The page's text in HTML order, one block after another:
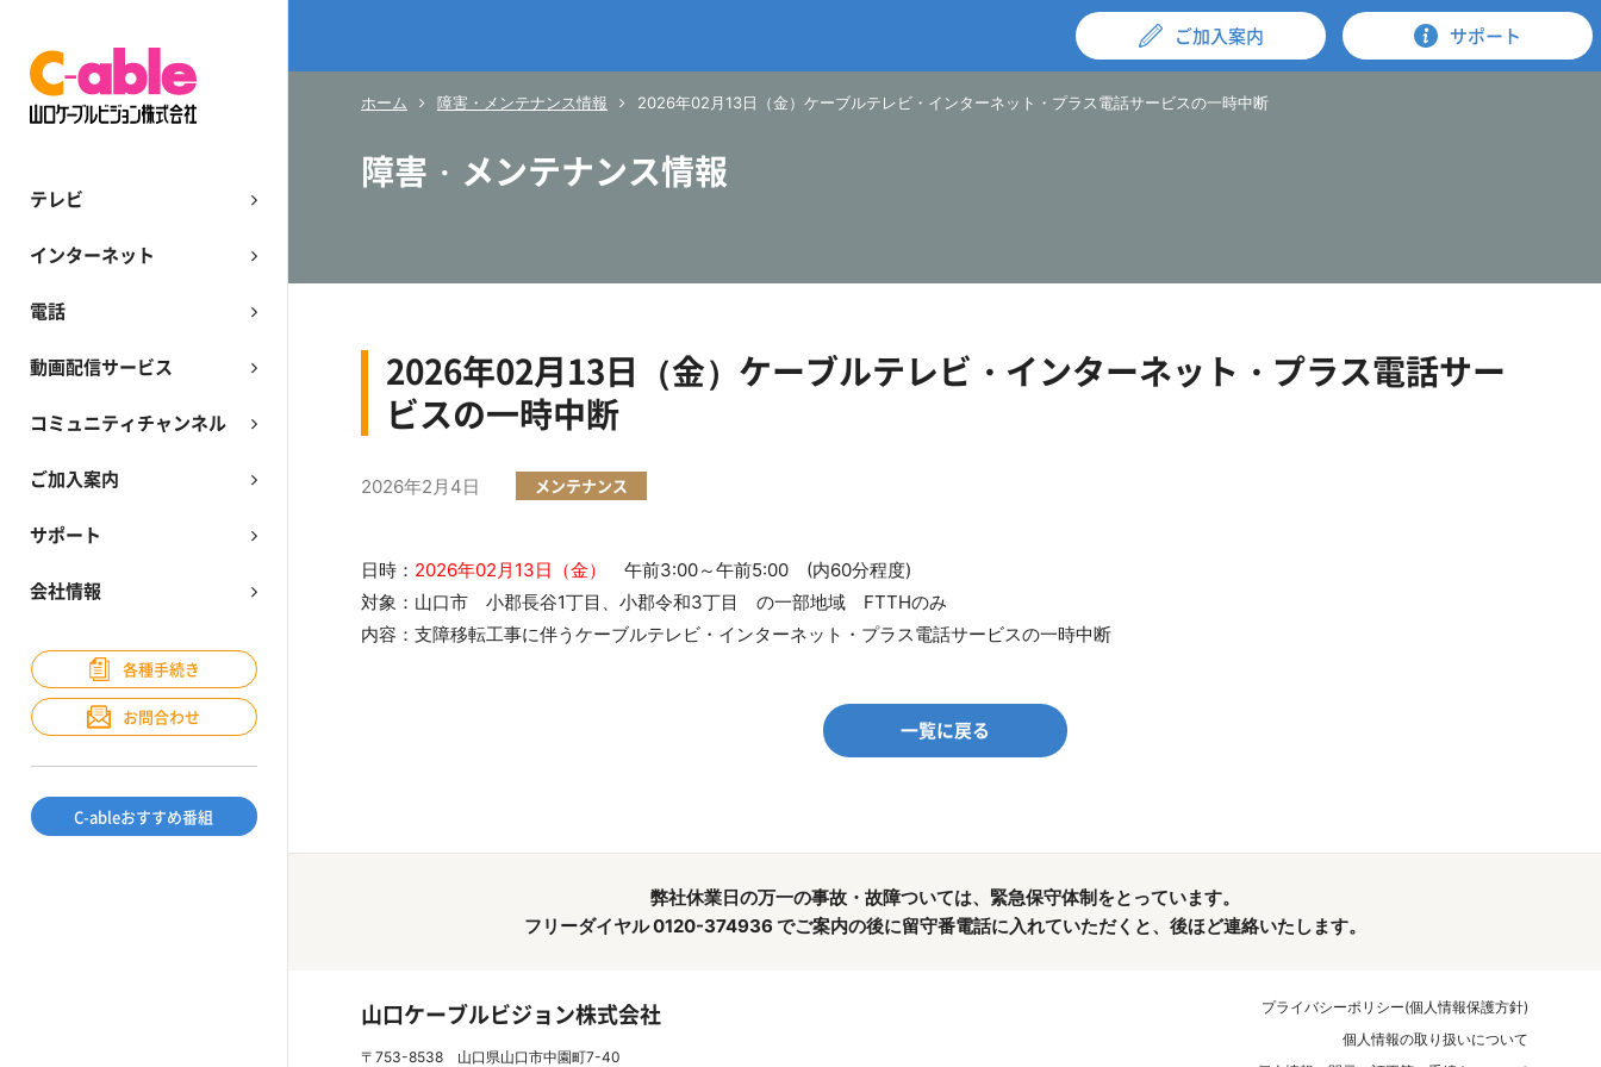
テレビ
インターネット
電話
動画配信サービス
コミュニティチャンネル
ご加入案内
サポート
会社情報
各種手続き
お問合わせ
C-ableおすすめ番組
障害・メンテナンス情報
ホーム 障害・メンテナンス情報 2026年02月13日（金）ケーブルテレビ・インターネット・プラス電話サービスの一時中断
2026年02月13日（金）ケーブルテレビ・インターネット・プラス電話サー
ビスの一時中断
2026年2月4日 メンテナンス
日時： 2026年02月13日（金）
午前3:00～午前5:00 (内60分程度)
対象：山口市 小郡長谷1丁目、小郡令和3丁目 の一部地域 FTTHのみ
内容：支障移転工事に伴うケーブルテレビ・インターネット・プラス電話サービスの一時中断
一覧に戻る
弊社休業日の万一の事故・故障ついては、緊急保守体制をとっています。
フリーダイヤル 0120-374936 でご案内の後に留守番電話に入れていただくと、後ほど連絡いたします。
山口ケーブルビジョン株式会社
〒753-8538 山口県山口市中園町7-40
プライバシーポリシー(個人情報保護方針)
個人情報の取り扱いについて
ご加入案内 サポート